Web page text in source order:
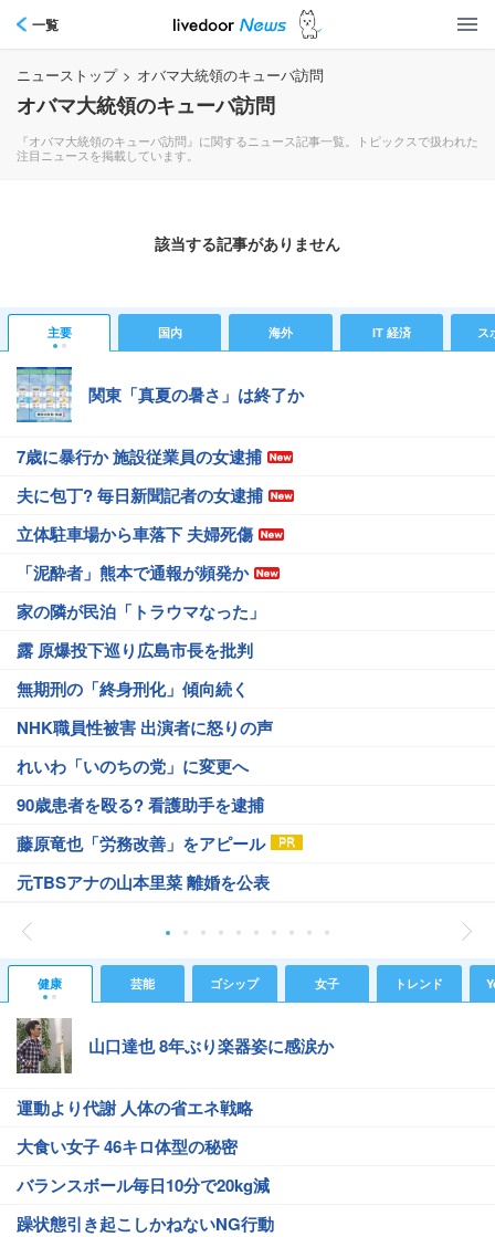
一覧
ニューストップ > オバマ大統領のキューバ訪問
オバマ大統領のキューバ訪問
『オバマ大統領のキューバ訪問』に関するニュース記事一覧。トピックスで扱われた
注目ニュースを掲載しています。
該当する記事がありません
主要 国内 海外 IT 経済 ス
関東「真夏の暑さ」は終了か
7歳に暴行か 施設従業員の女逮捕
夫に包丁? 毎日新聞記者の女逮捕
立体駐車場から車落下 夫婦死傷
「泥酔者」熊本で通報が頻発か
家の隣が民泊「トラウマなった」
露 原爆投下巡り広島市長を批判
無期刑の「終身刑化」傾向続く
NHK職員性被害 出演者に怒りの声
れいわ「いのちの党」に変更へ
90歳患者を殴る? 看護助手を逮捕
藤原竜也「労務改善」をアピール
元TBSアナの山本里菜 離婚を公表
健康 芸能 ゴシップ 女子 トレンド
山口達也 8年ぶり楽器姿に感涙か
運動より代謝 人体の省エネ戦略
大食い女子 46キロ体型の秘密
バランスボール毎日10分で20kg減
躁状態引き起こしかねないNG行動